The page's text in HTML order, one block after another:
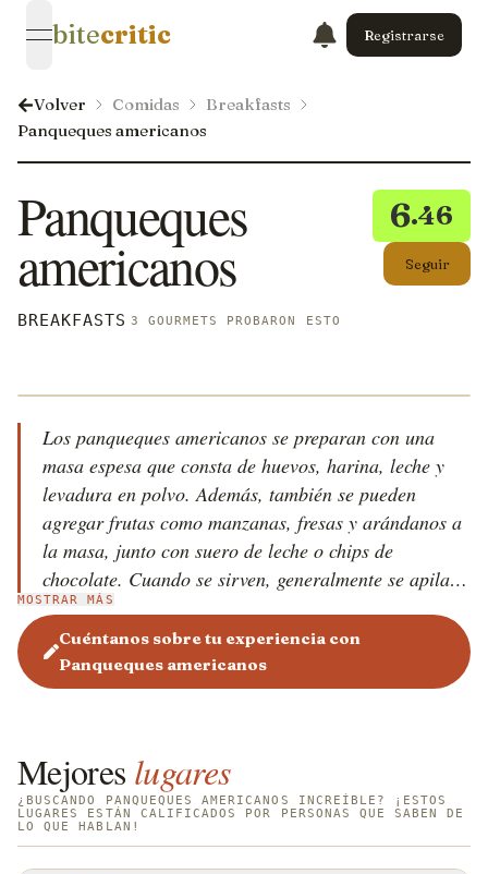
open navigation menu
bitecritic Registrarse
Volver Comidas
Breakfasts
Panqueques americanos
6.46
Seguir
Panqueques
americanos
BREAKFASTS 3 GOURMETS PROBARON ESTO
Los panqueques americanos se preparan con una
masa espesa que consta de huevos, harina, leche y
levadura en polvo. Además, también se pueden
agregar frutas como manzanas, fresas y arándanos a
la masa, junto con suero de leche o chips de
chocolate. Cuando se sirven, generalmente se apilan
uno sobre otro y luego se cubren con una variedad de
ingredientes como mantequilla, jarabe de arce,
mermelada de frutas, miel, crema batida o
mantequilla de maní. Los panqueques americanos se
acompañan de huevos fritos, tocino o salchichas. En
Estados Unidos, hay algunas variedades de
panqueques, y los más populares son los johnnycakes
(hechos de harina de maíz frita) y los panqueques de
MOSTRAR MÁS
Cuéntanos sobre tu experiencia con
Panqueques americanos
Mejores lugares
¿BUSCANDO PANQUEQUES AMERICANOS INCREÍBLE? ¡ESTOS
LUGARES ESTÁN CALIFICADOS POR PERSONAS QUE SABEN DE
LO QUE HABLAN!